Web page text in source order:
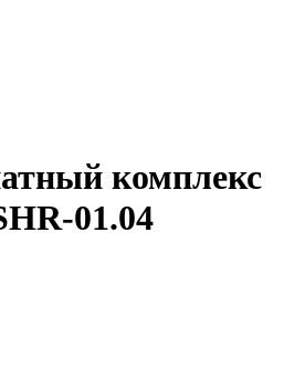
комплекс
01.04